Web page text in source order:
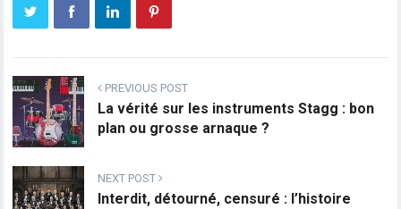
PREVIOUS POST
La vérité sur les instruments Stagg : bon
plan ou grosse arnaque ?
NEXT POST
Interdit, détourné, censuré : l’histoire